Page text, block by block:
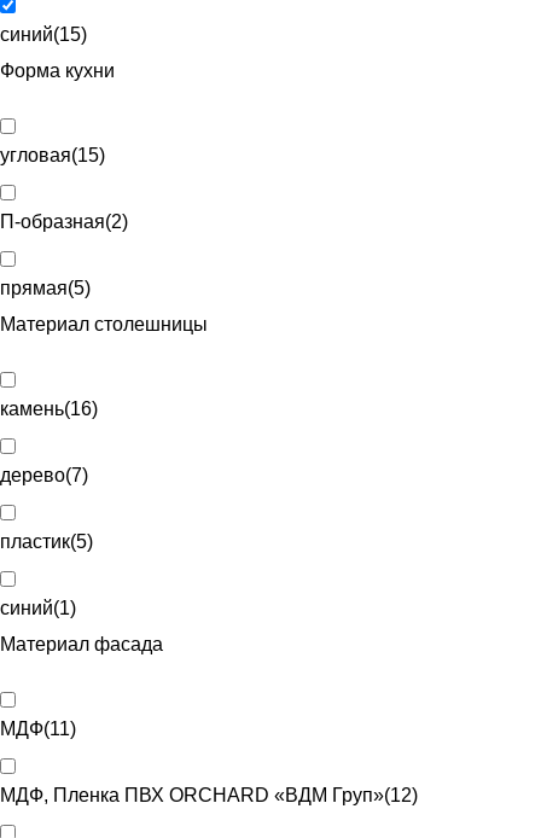
синий(15)
Форма кухни
угловая(15)
П-образная(2)
прямая(5)
Материал столешницы
камень(16)
дерево(7)
пластик(5)
синий(1)
Материал фасада
МДФ(11)
МДФ, Пленка ПВХ ORCHARD «ВДМ Груп»(12)